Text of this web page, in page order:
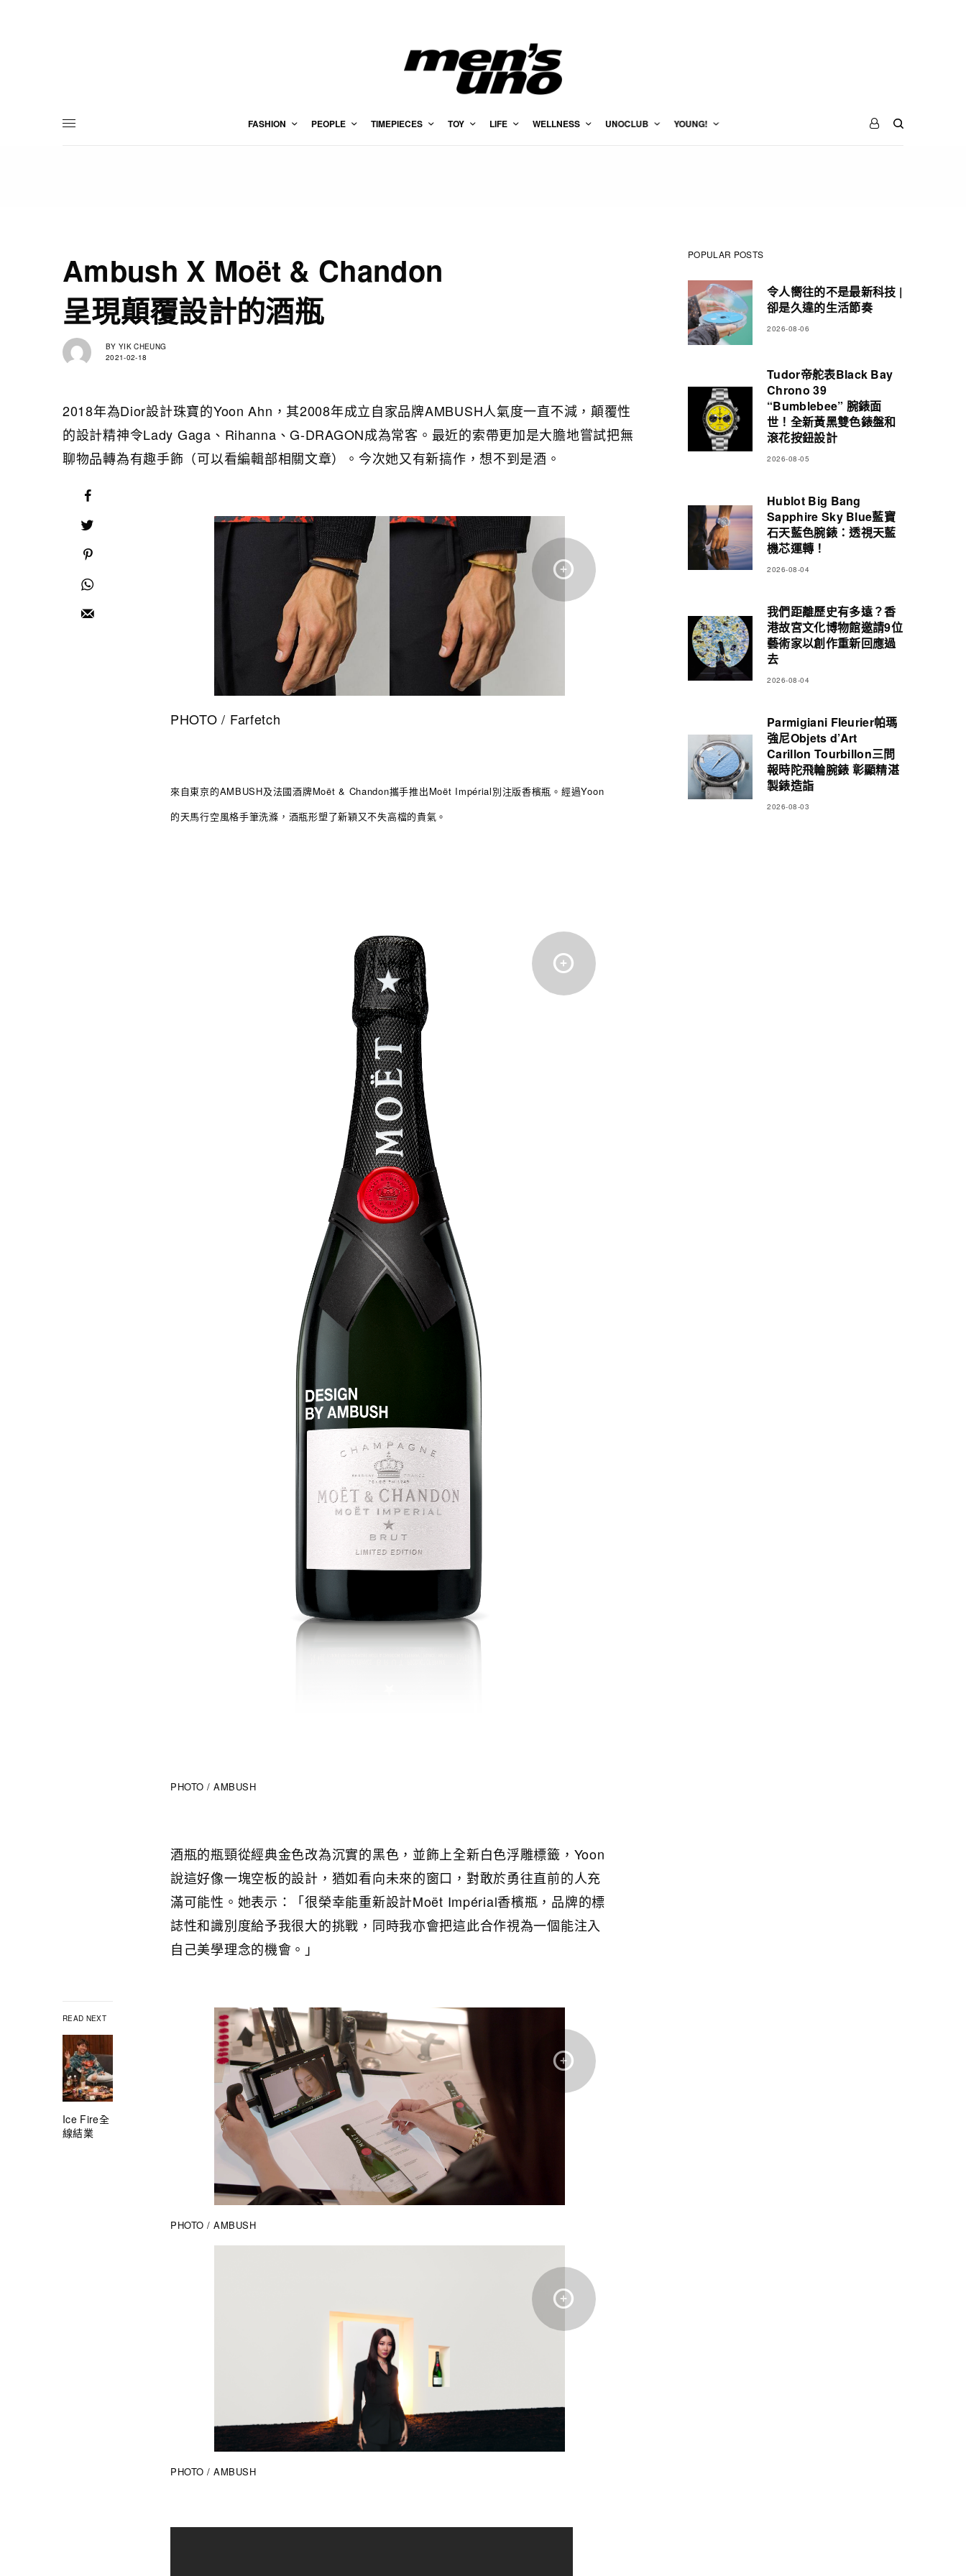
FASHION PEOPLE TIMEPIECES TOY LIFE WELLNESS UNOCLUB YOUNG!
Ambush X Moët & Chandon
呈現顛覆設計的酒瓶
BY YIK CHEUNG
2021-02-18
2018年為Dior設計珠寶的Yoon Ahn，其2008年成立自家品牌AMBUSH人氣度一直不減，顛覆性
的設計精神令Lady Gaga、Rihanna、G-DRAGON成為常客。最近的索帶更加是大膽地嘗試把無
聊物品轉為有趣手飾（可以看編輯部相關文章）。今次她又有新搞作，想不到是酒。
READ NEXT
Ice Fire全
線結業
PHOTO / Farfetch
來自東京的AMBUSH及法國酒牌Moët & Chandon攜手推出Moët Impérial別注版香檳瓶。經過Yoon
的天馬行空風格手筆洗滌 ，酒瓶形塑了新穎又不失高檔的貴氣。
PHOTO / AMBUSH
酒瓶的瓶頸從經典金色改為沉實的黑色，並飾上全新白色浮雕標籤，Yoon
說這好像一塊空板的設計，猶如看向未來的窗口，對敢於勇往直前的人充
滿可能性。她表示：「很榮幸能重新設計Moët Impérial香檳瓶，品牌的標
誌性和識別度給予我很大的挑戰，同時我亦會把這此合作視為一個能注入
自己美學理念的機會。」
PHOTO / AMBUSH
PHOTO / AMBUSH
POPULAR POSTS
令人嚮往的不是最新科技 |
卻是久違的生活節奏
2026-08-06
Tudor帝舵表Black Bay
Chrono 39
“Bumblebee” 腕錶面
世！全新黃黑雙色錶盤和
滾花按鈕設計
2026-08-05
Hublot Big Bang
Sapphire Sky Blue藍寶
石天藍色腕錶：透視天藍
機芯運轉！
2026-08-04
我們距離歷史有多遠？香
港故宮文化博物館邀請9位
藝術家以創作重新回應過
去
2026-08-04
Parmigiani Fleurier帕瑪
強尼Objets d’Art
Carillon Tourbillon三問
報時陀飛輪腕錶 彰顯精湛
製錶造詣
2026-08-03